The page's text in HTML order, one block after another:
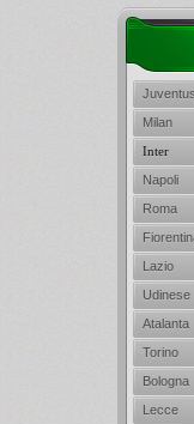
Juventus
Milan
Inter
Napoli
Roma
Lazio
Udinese
Atalanta
Torino
Bologna
Lecce